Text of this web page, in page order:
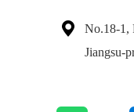

No.18-1,
Jiangsu-